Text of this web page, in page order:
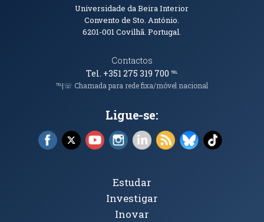
Informações de Contacto
Universidade da Beira Interior
Convento de Sto. António.
6201-001Covilhã. Portugal.
Contactos
Tel. +351 275 319 700℡
℡|☏ Chamada para rede fixa/móvel nacional
Ligue-se:
Facebook (abre em nova janela)
X (abre em nova janela)
YouTube (abre em nova janela)
Instagram (abre em nova janela)
LinkedIn (abre em nova
RSS (abre em nova
Bluesky (abre
TikTok
Tópicos Principais
Estudar
Investigar
Inovar